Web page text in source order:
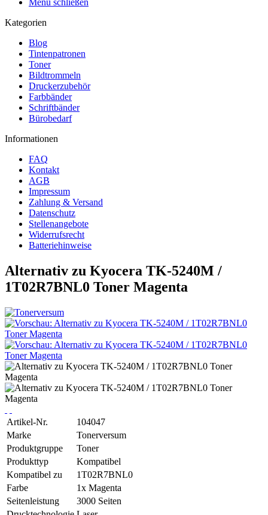
Menü schließen
Kategorien
Blog
Tintenpatronen
Toner
Bildtrommeln
Druckerzubehör
Farbbänder
Schriftbänder
Bürobedarf
Informationen
FAQ
Kontakt
AGB
Impressum
Zahlung & Versand
Datenschutz
Stellenangebote
Widerrufsrecht
Batteriehinweise
Alternativ zu Kyocera TK-5240M /
1T02R7BNL0 Toner Magenta
Artikel-Nr.
104047
Marke
Tonerversum
Produktgruppe
Toner
Produkttyp
Kompatibel
Kompatibel zu
1T02R7BNL0
Farbe
1x Magenta
Seitenleistung
3000 Seiten